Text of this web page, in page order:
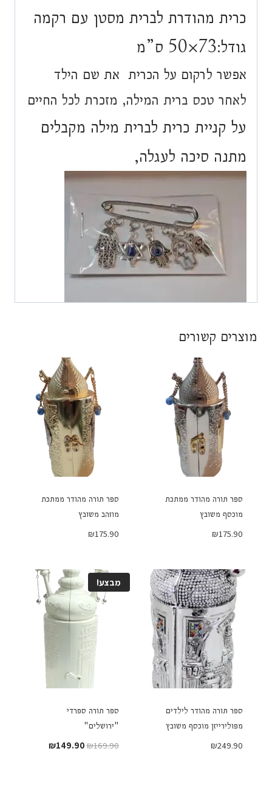
כרית מהודרת לברית מסטן עם רקמה
גודל:73×50 ס”מ
אפשר לרקום על הכרית את שם הילד
לאחר טכס ברית המילה, מזכרת לכל החיים
על קניית כרית לברית מילה מקבלים
מתנה סיכה לעגלה,
מוצרים קשורים
ספר תורה מהודר ממתכת
מוכסף משובץ
₪175.90
ספר תורה מהודר ממתכת
מוזהב משובץ
₪175.90
ספר תורה מהודר לילדים
מפולירייזן מוכסף משובץ
₪249.90
מבצע!
ספר תורה ספרדי
"ירושלים"
₪169.90
המחיר
₪149.90 המחיר